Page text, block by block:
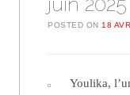
POSTED ON 18
Youlika,